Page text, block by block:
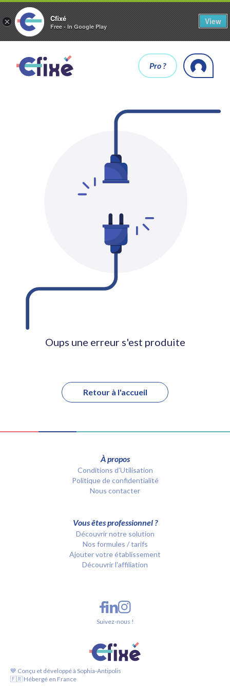
× Cfixé
Free - In Google Play
View
Pro ?
Oups une erreur s'est produite
Retour à l'accueil
À propos
Conditions d’Utilisation
Politique de confidentialité
Nous contacter
Vous êtes professionnel ?
Découvrir notre solution
Nos formules / tarifs
Ajouter votre établissement
Découvrir l'affiliation
💙 Conçu et développé à Sophia-Antipolis
🇫🇷 Hébergé en France
Suivez-nous !